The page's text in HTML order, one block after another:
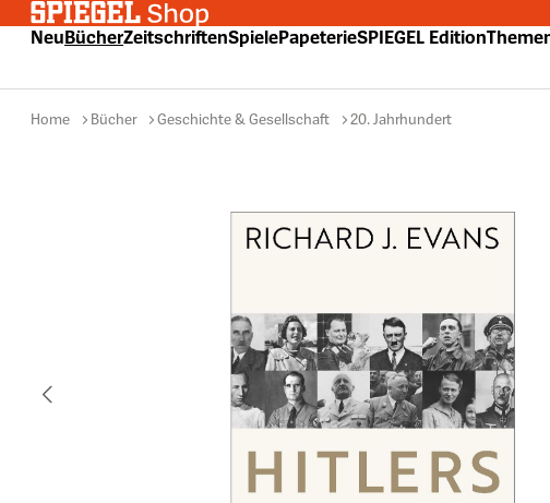
Hauptinhalt springen
Zur Suche springen
Zur Hauptnavigation springen
NeuBücherZeitschriftenSpielePapeterieSPIEGEL Edition
Home Bücher Geschichte & Gesellschaft 20. Jahrhundert